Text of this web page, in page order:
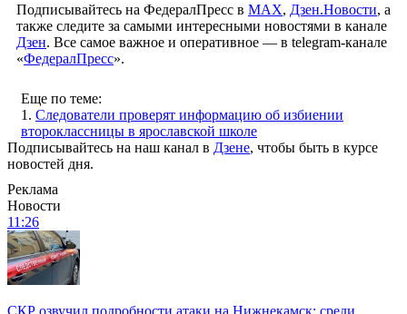
Подписывайтесь на ФедералПресс в МАХ, Дзен.Новости, а
также следите за самыми интересными новостями в канале
Дзен. Все самое важное и оперативное — в telegram-канале
«ФедералПресс».
Еще по теме:
1. Следователи проверят информацию об избиении
второклассницы в ярославской школе
Подписывайтесь на наш канал в Дзене, чтобы быть в курсе
новостей дня.
Реклама
Новости
11:26
СКР озвучил подробности атаки на Нижнекамск: среди